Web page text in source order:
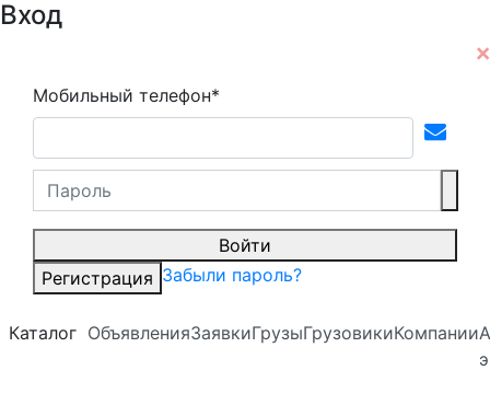
Вход
Мобильный телефон*
Войти
Регистрация Забыли пароль?
Каталог ОбъявленияЗаявкиГрузыГрузовикиКомпании